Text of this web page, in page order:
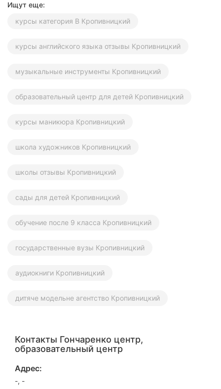
Ищут еще:
курсы категория В Кропивницкий
курсы английского языка отзывы Кропивницкий
музыкальные инструменты Кропивницкий
образовательный центр для детей Кропивницкий
курсы маникюра Кропивницкий
школа художников Кропивницкий
школы отзывы Кропивницкий
сады для детей Кропивницкий
обучение после 9 класса Кропивницкий
государственные вузы Кропивницкий
аудиокниги Кропивницкий
дитяче модельне агентство Кропивницкий
Контакты Гончаренко центр,
образовательный центр
Адрес:
-, -